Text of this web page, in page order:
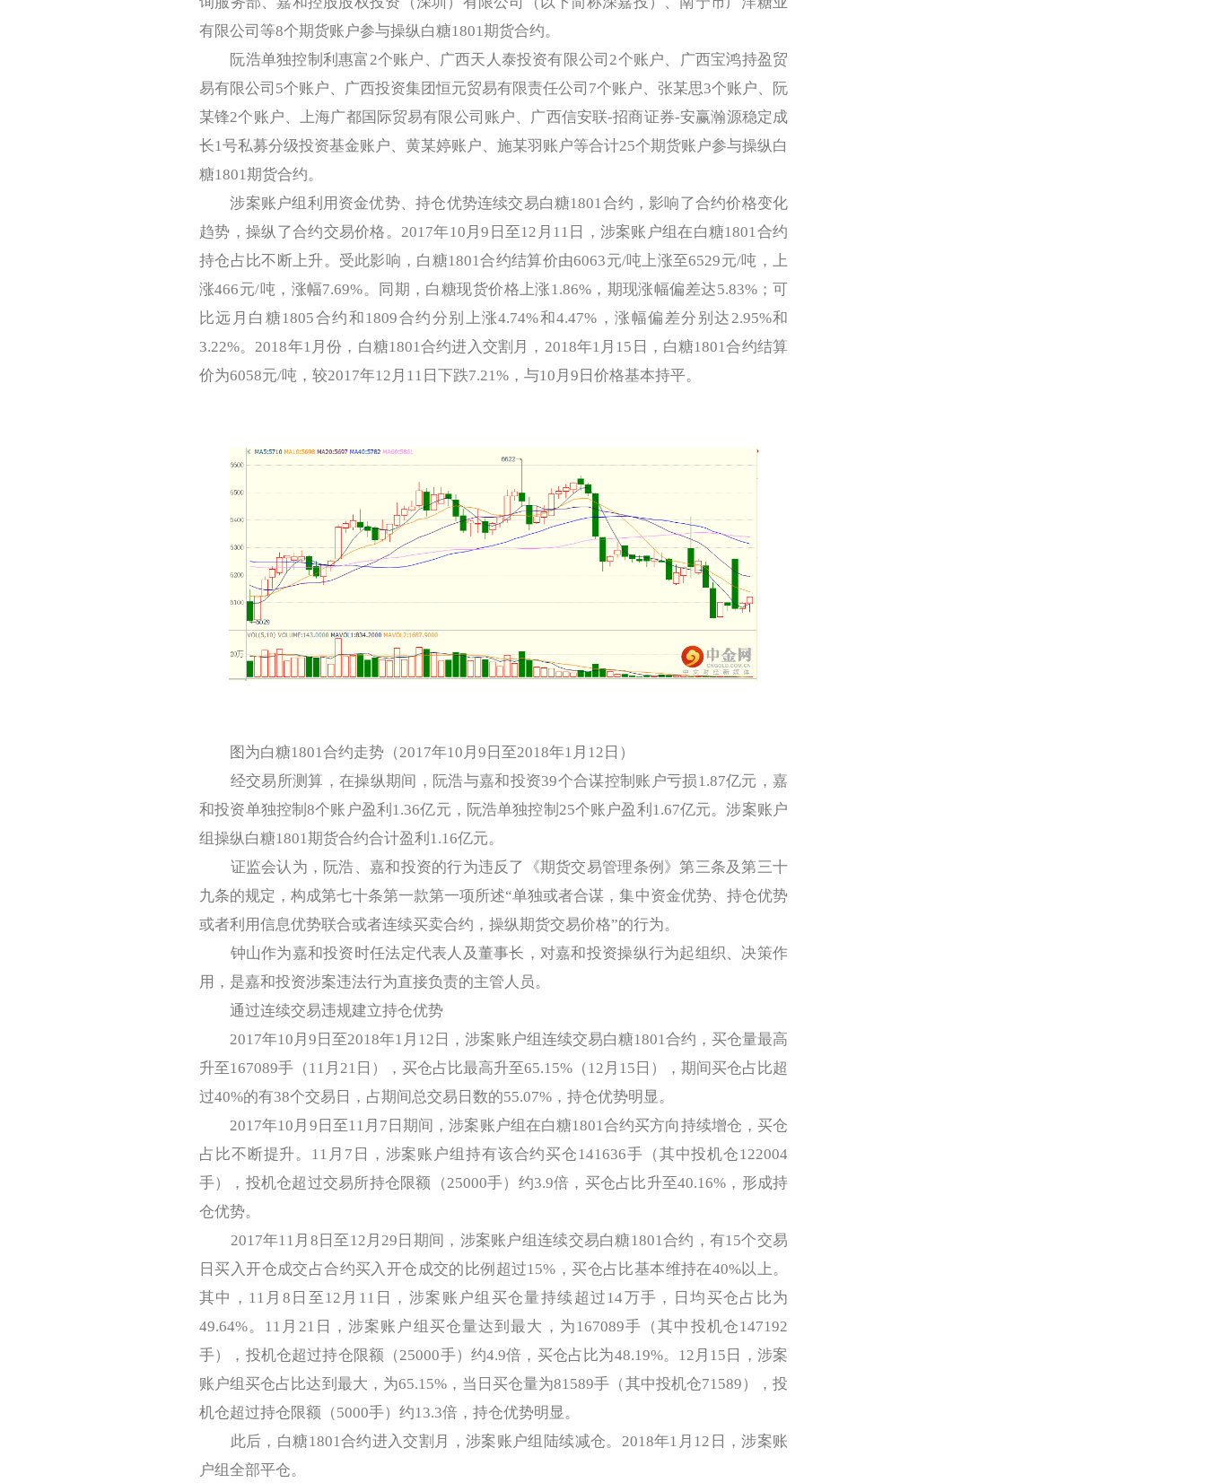
有限公司等8个期货账户参与操纵白糖1801期货合约。
阮浩单独控制利惠富2个账户、广西天人泰投资有限公司2个账户、广西宝鸿持盈贸
易有限公司5个账户、广西投资集团恒元贸易有限责任公司7个账户、张某思3个账户、阮
某锋2个账户、上海广都国际贸易有限公司账户、广西信安联-招商证券-安赢瀚源稳定成
长1号私募分级投资基金账户、黄某婷账户、施某羽账户等合计25个期货账户参与操纵白
糖1801期货合约。
涉案账户组利用资金优势、持仓优势连续交易白糖1801合约，影响了合约价格变化
趋势，操纵了合约交易价格。2017年10月9日至12月11日，涉案账户组在白糖1801合约
持仓占比不断上升。受此影响，白糖1801合约结算价由6063元/吨上涨至6529元/吨，上
涨466元/吨，涨幅7.69%。同期，白糖现货价格上涨1.86%，期现涨幅偏差达5.83%；可
比远月白糖1805合约和1809合约分别上涨4.74%和4.47%，涨幅偏差分别达2.95%和
3.22%。2018年1月份，白糖1801合约进入交割月，2018年1月15日，白糖1801合约结算
价为6058元/吨，较2017年12月11日下跌7.21%，与10月9日价格基本持平。
图为白糖1801合约走势（2017年10月9日至2018年1月12日）
经交易所测算，在操纵期间，阮浩与嘉和投资39个合谋控制账户亏损1.87亿元，嘉
和投资单独控制8个账户盈利1.36亿元，阮浩单独控制25个账户盈利1.67亿元。涉案账户
组操纵白糖1801期货合约合计盈利1.16亿元。
证监会认为，阮浩、嘉和投资的行为违反了《期货交易管理条例》第三条及第三十
九条的规定，构成第七十条第一款第一项所述“单独或者合谋，集中资金优势、持仓优势
或者利用信息优势联合或者连续买卖合约，操纵期货交易价格”的行为。
钟山作为嘉和投资时任法定代表人及董事长，对嘉和投资操纵行为起组织、决策作
用，是嘉和投资涉案违法行为直接负责的主管人员。
通过连续交易违规建立持仓优势
2017年10月9日至2018年1月12日，涉案账户组连续交易白糖1801合约，买仓量最高
升至167089手（11月21日），买仓占比最高升至65.15%（12月15日），期间买仓占比超
过40%的有38个交易日，占期间总交易日数的55.07%，持仓优势明显。
2017年10月9日至11月7日期间，涉案账户组在白糖1801合约买方向持续增仓，买仓
占比不断提升。11月7日，涉案账户组持有该合约买仓141636手（其中投机仓122004
手），投机仓超过交易所持仓限额（25000手）约3.9倍，买仓占比升至40.16%，形成持
仓优势。
2017年11月8日至12月29日期间，涉案账户组连续交易白糖1801合约，有15个交易
日买入开仓成交占合约买入开仓成交的比例超过15%，买仓占比基本维持在40%以上。
其中，11月8日至12月11日，涉案账户组买仓量持续超过14万手，日均买仓占比为
49.64%。11月21日，涉案账户组买仓量达到最大，为167089手（其中投机仓147192
手），投机仓超过持仓限额（25000手）约4.9倍，买仓占比为48.19%。12月15日，涉案
账户组买仓占比达到最大，为65.15%，当日买仓量为81589手（其中投机仓71589），投
机仓超过持仓限额（5000手）约13.3倍，持仓优势明显。
此后，白糖1801合约进入交割月，涉案账户组陆续减仓。2018年1月12日，涉案账
户组全部平仓。